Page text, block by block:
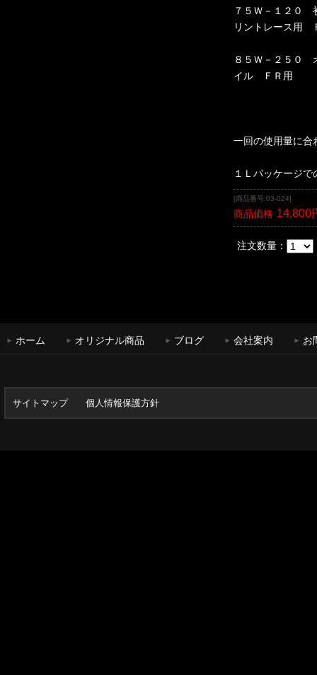
７５Ｗ－１２０
リントレース用
８５Ｗ－２５０
イル ＦＲ用
一回の使用量に合
１Ｌパッケージ
[商品番号:03-024]
商品価格 14,800
注文数量：
ホーム オリジナル商品 ブログ 会社案内 お
サイトマップ 個人情報保護方針